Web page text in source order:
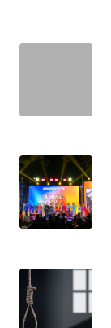
WN
SUBANG
WN
WN
PURWAKARTA